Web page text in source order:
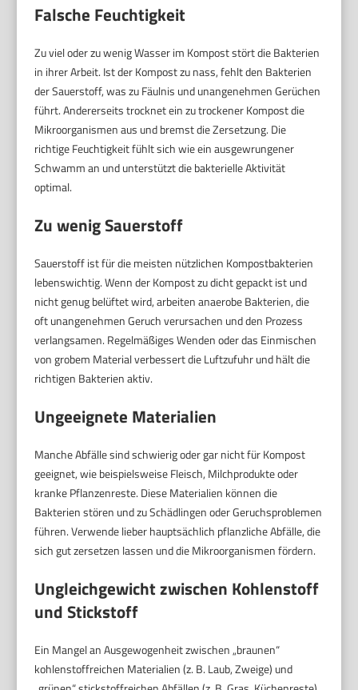
Falsche Feuchtigkeit
Zu viel oder zu wenig Wasser im Kompost stört die Bakterien
in ihrer Arbeit. Ist der Kompost zu nass, fehlt den Bakterien
der Sauerstoff, was zu Fäulnis und unangenehmen Gerüchen
führt. Andererseits trocknet ein zu trockener Kompost die
Mikroorganismen aus und bremst die Zersetzung. Die
richtige Feuchtigkeit fühlt sich wie ein ausgewrungener
Schwamm an und unterstützt die bakterielle Aktivität
optimal.
Zu wenig Sauerstoff
Sauerstoff ist für die meisten nützlichen Kompostbakterien
lebenswichtig. Wenn der Kompost zu dicht gepackt ist und
nicht genug belüftet wird, arbeiten anaerobe Bakterien, die
oft unangenehmen Geruch verursachen und den Prozess
verlangsamen. Regelmäßiges Wenden oder das Einmischen
von grobem Material verbessert die Luftzufuhr und hält die
richtigen Bakterien aktiv.
Ungeeignete Materialien
Manche Abfälle sind schwierig oder gar nicht für Kompost
geeignet, wie beispielsweise Fleisch, Milchprodukte oder
kranke Pflanzenreste. Diese Materialien können die
Bakterien stören und zu Schädlingen oder Geruchsproblemen
führen. Verwende lieber hauptsächlich pflanzliche Abfälle, die
sich gut zersetzen lassen und die Mikroorganismen fördern.
Ungleichgewicht zwischen Kohlenstoff
und Stickstoff
Ein Mangel an Ausgewogenheit zwischen „braunen“
kohlenstoffreichen Materialien (z. B. Laub, Zweige) und